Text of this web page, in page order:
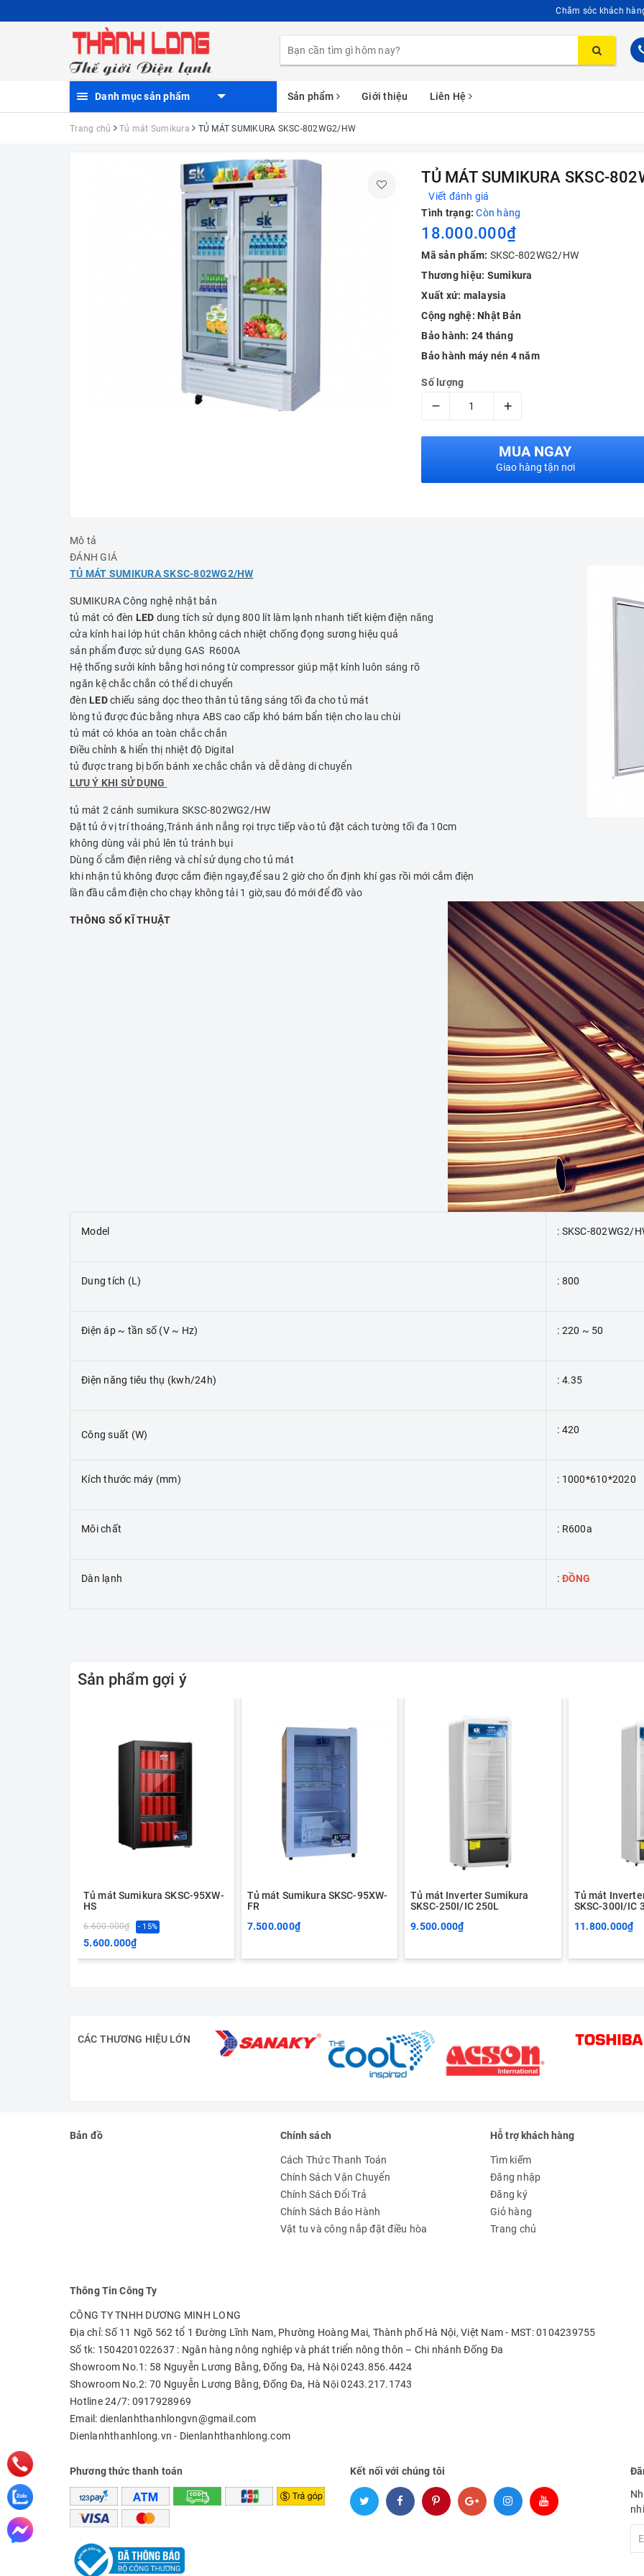
Chăm sóc khách
Danh mục sản phẩm Sản phẩm Giới thiệu Liên Hệ
Trang chủ Tủ mát Sumikura TỦ MÁT SUMIKURA SKSC-802WG2/HW
TỦ MÁT SUMIKURA SKSC-
Viết đánh giá
Tình trạng: Còn hàng
18.000.000₫
Mã sản phẩm: SKSC-802WG2/HW
Thương hiệu: Sumikura
Xuất xứ: malaysia
Cộng nghệ: Nhật Bản
Bảo hành: 24 tháng
Bảo hành máy nén 4 năm
Số lượng
– +
MUA NGAY
Giao hàng tận nơi
Mô tả
ĐÁNH GIÁ
TỦ MÁT SUMIKURA SKSC-802WG2/HW
SUMIKURA Công nghệ nhật bản
tủ mát có đèn LED dung tích sử dụng 800 lít làm lạnh nhanh tiết kiệm điện năng
cửa kính hai lớp hút chân không cách nhiệt chống đọng sương hiệu quả
sản phẩm được sử dụng GAS R600A
Hệ thống sưởi kính bằng hơi nóng từ compressor giúp mặt kính luôn sáng rõ
ngăn kệ chắc chắn có thể di chuyển
đèn LEDchiếu sáng dọc theo thân tủ tăng sáng tối đa cho tủ mát
lòng tủ được đúc bằng nhựa ABS cao cấp khó bám bẩn tiện cho lau chùi
tủ mát có khóa an toàn chắc chắn
Điều chỉnh & hiển thị nhiệt độ Digital
tủ được trang bị bốn bánh xe chắc chắn và dễ dàng di chuyển
LƯU Ý KHI SỬ DỤNG
tủ mát 2 cánh sumikura SKSC-802WG2/HW
Đặt tủ ở vị trí thoáng,Tránh ánh nắng rọi trực tiếp vào tủ đặt cách tường tối đa 10cm
không dùng vải phủ lên tủ tránh bụi
Dùng ổ cắm điện riêng và chỉ sử dụng cho tủ mát
khi nhận tủ không được cắm điện ngay,để sau 2 giờ cho ổn định khí gas rồi mới cắm điện
lần đầu cắm điện cho chạy không tải 1 giờ,sau đó mới để đồ vào
THÔNG SỐ KĨ THUẬT
Model : SKSC-802WG2/
Dung tích (L) : 800
Điện áp ~ tần số (V ~ Hz) : 220 ~ 50
Điện năng tiêu thụ (kwh/24h) : 4.35
Công suất (W) : 420
Kích thước máy (mm) : 1000*610*2020
Môi chất : R600a
Dàn lạnh :ĐỒNG
Sản phẩm gợi ý
Tủ mát Sumikura SKSC-95XW-
HS
6.600.000₫ - 15%
5.600.000₫
Tủ mát Sumikura SKSC-95XW-
FR
7.500.000₫
Tủ mát Inverter Sumikura
SKSC-250I/IC 250L
9.500.000₫
Tủ mát
SKSC-300I/IC
11.800.000₫
CÁC THƯƠNG HIỆU LỚN
Bản đồ Chính sách
Cách Thức Thanh Toán
Chính Sách Vận Chuyển
Chính Sách Đổi Trả
Chính Sách Bảo Hành
Vật tu và công nắp đặt điều hòa
Hỗ trợ khách hàng
Tìm kiếm
Đăng nhập
Đăng ký
Giỏ hàng
Trang chủ
Thông Tin Công Ty
CÔNG TY TNHH DƯƠNG MINH LONG
Địa chỉ: Số 11 Ngõ 562 tổ 1 Đường Lĩnh Nam, Phường Hoàng Mai, Thành phố Hà Nội, Việt Nam - MST: 0104239755
Số tk: 1504201022637 : Ngân hàng nông nghiệp và phát triển nông thôn – Chi nhánh Đống Đa
Showroom No.1: 58 Nguyễn Lương Bằng, Đống Đa, Hà Nội 0243.856.4424
Showroom No.2: 70 Nguyễn Lương Bằng, Đống Đa, Hà Nội 0243.217.1743
Hotline 24/7: 0917928969
Email: dienlanhthanhlongvn@gmail.com
Dienlanhthanhlong.vn - Dienlanhthanhlong.com
Phương thức thanh toán Kết nối với chúng tôi